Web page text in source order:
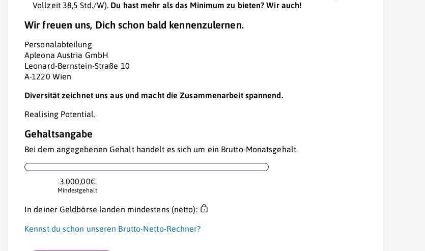
Vollzeit 38,5 Std./W). Du hast mehr als das Minimum zu bieten? Wir auch!
Wir freuen uns, Dich schon bald kennenzulernen.
Personalabteilung
Apleona Austria GmbH
Leonard-Bernstein-Straße 10
A-1220 Wien
Diversität zeichnet uns aus und macht die Zusammenarbeit spannend.
Realising Potential.
Gehaltsangabe
Bei dem angegebenen Gehalt handelt es sich um ein Brutto-Monatsgehalt.
3.000,00€
Mindestgehalt
In deiner Geldbörse landen mindestens (netto):
Kennst du schon unseren Brutto-Netto-Rechner?